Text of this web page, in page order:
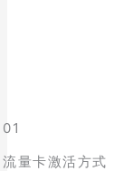
01
流量卡激活方式